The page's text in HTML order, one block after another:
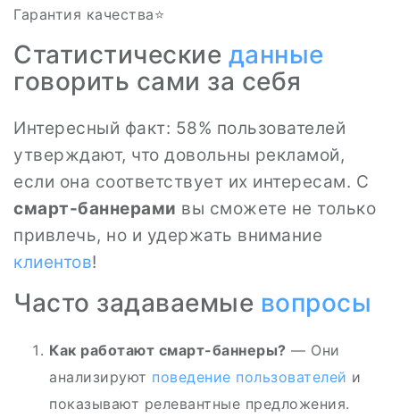
Гарантия качества⭐
Статистические данные
говорить сами за себя
Интересный факт: 58% пользователей
утверждают, что довольны рекламой,
если она соответствует их интересам. С
смарт-баннерами вы сможете не только
привлечь, но и удержать внимание
клиентов!
Часто задаваемые вопросы
Как работают смарт-баннеры? — Они
анализируют поведение пользователей и
показывают релевантные предложения.